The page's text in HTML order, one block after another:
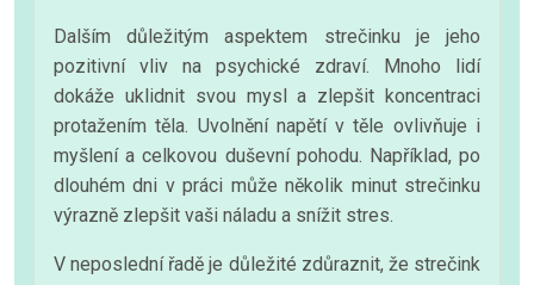
Dalším důležitým aspektem strečinku je jeho
pozitivní vliv na psychické zdraví. Mnoho lidí
dokáže uklidnit svou mysl a zlepšit koncentraci
protažením těla. Uvolnění napětí v těle ovlivňuje i
myšlení a celkovou duševní pohodu. Například, po
dlouhém dni v práci může několik minut strečinku
výrazně zlepšit vaši náladu a snížit stres.
V neposlední řadě je důležité zdůraznit, že strečink